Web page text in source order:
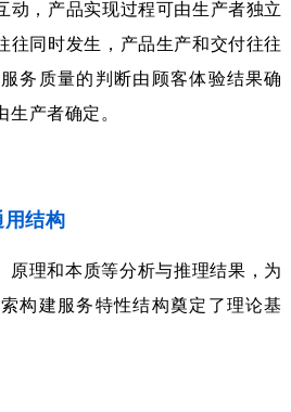
动，产品实现过程可由生产者独立
往同时发生，产品生产和交付往往
务质量的判断由顾客体验结果确
产者确定。
结构
原理和本质等分析与推理结果，为
构建服务特性结构奠定了理论基